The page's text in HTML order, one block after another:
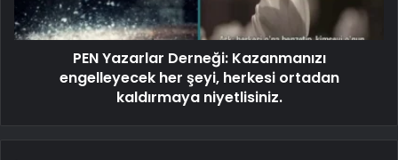
PEN Yazarlar Derneği: Kazanmanızı
engelleyecek her şeyi, herkesi ortadan
kaldırmaya niyetlisiniz.